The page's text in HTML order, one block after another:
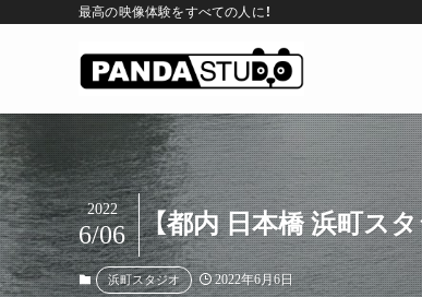
最高の映像体験をすべての人に！
【都内 日本橋 浜町ス
2022
6/06
浜町スタジオ 2022年6月6日